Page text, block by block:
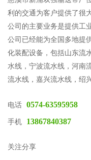
利的交通为客户提供了很
公司的主要业务是提供工
公司已经能为全国多地提
化装配设备，包括山东流
水线，宁波流水线，河南
流水线，嘉兴流水线，绍
电话 0574-63595958
手机 13867840387
关注分享